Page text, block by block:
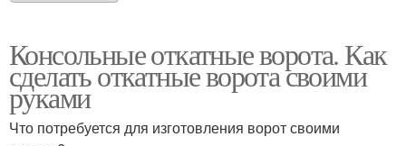
Консольные откатные ворота. Как
сделать откатные ворота своими
руками
Что потребуется для изготовления ворот своими